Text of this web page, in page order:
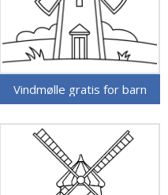
Vindmølle gratis for barn